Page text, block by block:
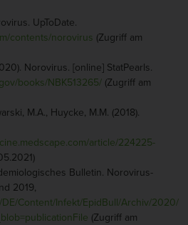
UpToDate.
contents/norovirus (Zugriff am
Norovirus. [online] StatPearls.
books/NBK513265/ (Zugriff am
M.A., Huycke, M.M. (2018).
article/224225-
Bulletin. Norovirus-
2019,
DE/Content/Infekt/EpidBull/Archiv/2020/
(Zugriff am